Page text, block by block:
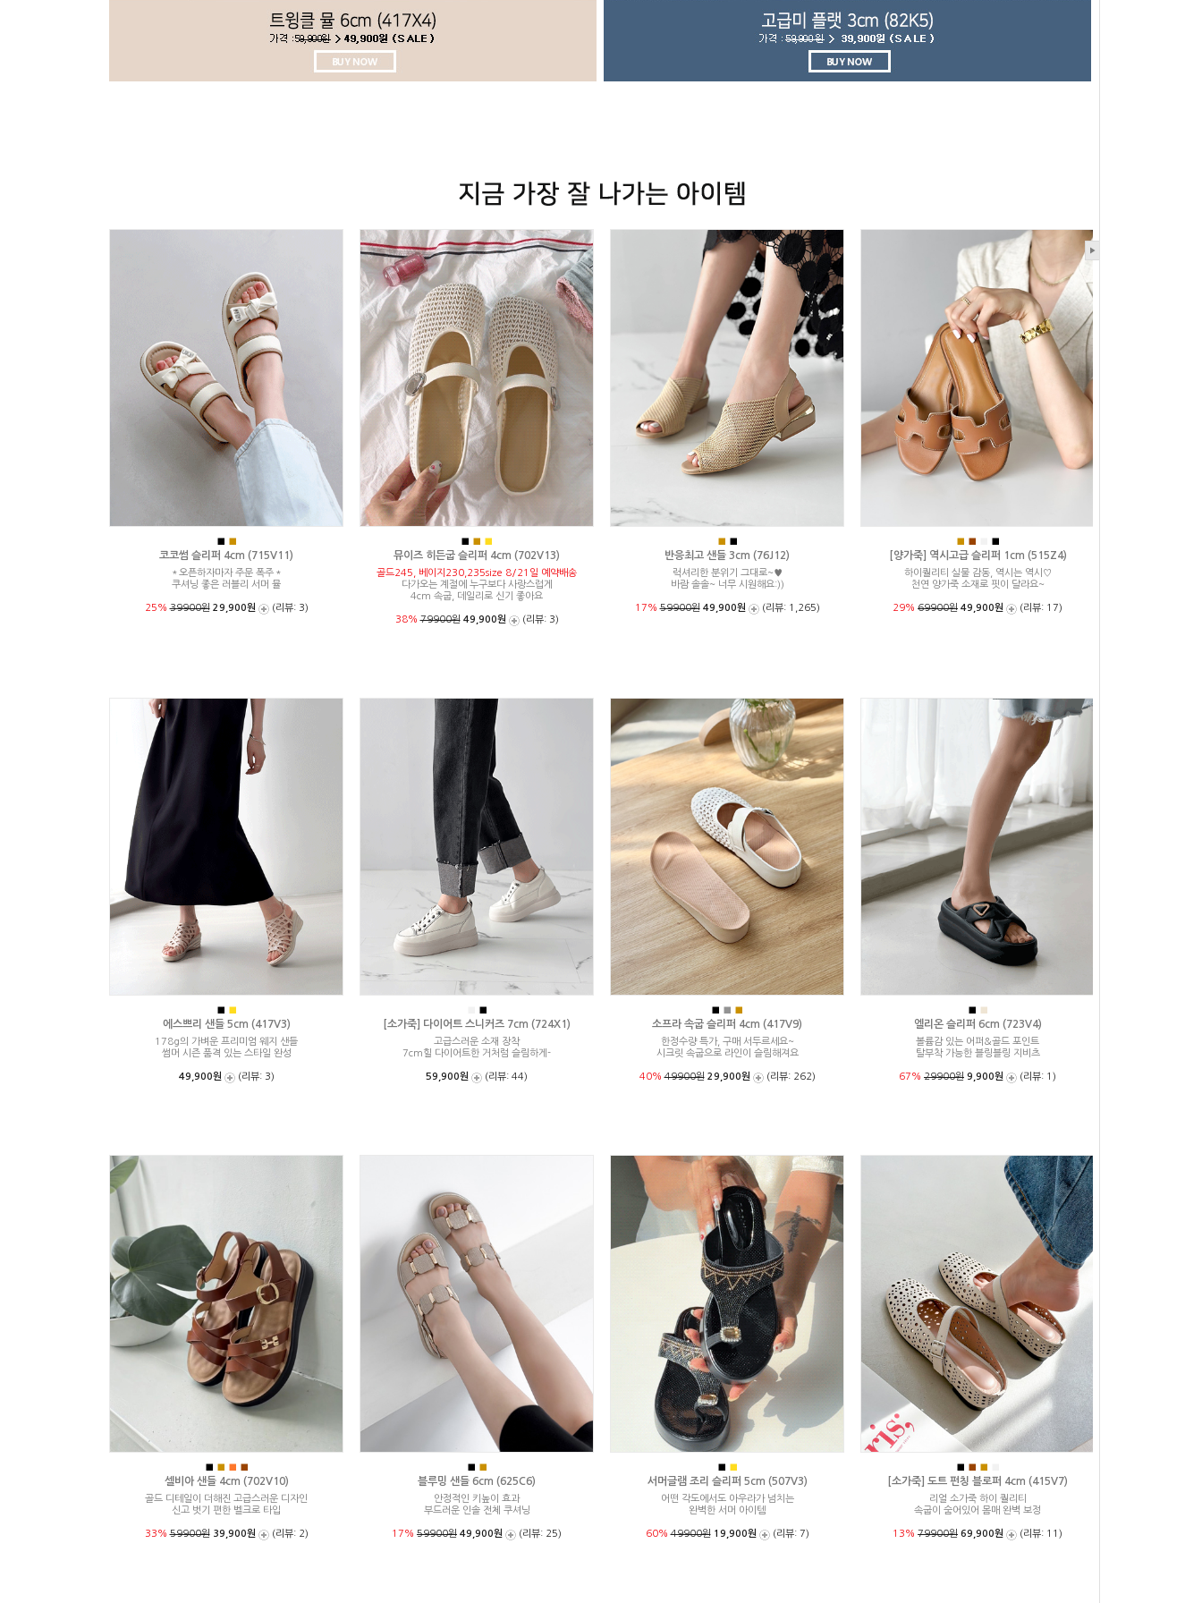
■ ■
코코썸 슬리퍼 4cm (715V11)
＊오픈하자마자 주문 폭주＊
쿠셔닝 좋은 러블리 서머 뮬
25%39900원 29,900원 (리뷰: 3)
■ ■ ■
뮤이즈 히든굽 슬리퍼 4cm (702V13)
골드245, 베이지230,235size 8/21일 예약배송
다가오는 계절에 누구보다 사랑스럽게
4cm 속굽, 데일리로 신기 좋아요
38%79900원 49,900원 (리뷰: 3)
■ ■
반응최고 샌들 3cm (76J12)
럭셔리한 분위기 그대로~♥
바람 솔솔~ 너무 시원해요:))
17%59900원 49,900원 (리뷰: 1,265)
■ ■ ■
[양가죽] 역시고급 슬리퍼 1cm (515Z4)
하이퀄리티 실물 감동, 역시는 역시♡
천연 양가죽 소재로 핏이 달라요~
29% 69900원 49,900원 (리뷰: 17)
■ ■
에스쁘리 샌들 5cm (417V3)
178g의 가벼운 프리미엄 웨지 샌들
썸머 시즌 품격 있는 스타일 완성
49,900원 (리뷰: 3)
■
[소가죽] 다이어트 스니커즈 7cm (724X1)
고급스러운 소재 장착
7cm힐 다이어트한 거처럼 슬림하게-
59,900원 (리뷰: 44)
■ ■ ■
소프라 속굽 슬리퍼 4cm (417V9)
한정수량 특가, 구매 서두르세요~
시크릿 속굽으로 라인이 슬림해져요
40%49900원 29,900원 (리뷰: 262)
■
엘리온 슬리퍼 6cm (723V4)
볼륨감 있는 어퍼&골드 포인트
탈부착 가능한 블링블링 지비츠
67% 29900원 9,900원 (리뷰: 1)
■ ■ ■ ■
셀비아 샌들 4cm (702V10)
골드 디테일이 더해진 고급스러운 디자인
신고 벗기 편한 벨크로 타입
33%59900원 39,900원 (리뷰: 2)
■ ■
블루밍 샌들 6cm (625C6)
안정적인 키높이 효과
부드러운 인솔 전체 쿠셔닝
17% 59900원 49,900원 (리뷰: 25)
■ ■
서머글램 조리 슬리퍼 5cm (507V3)
어떤 각도에서도 아우라가 넘치는
완벽한 서머 아이템
60%49900원 19,900원 (리뷰: 7)
■ ■ ■
[소가죽] 도트 펀칭 블로퍼 4cm (415V7)
리얼 소가죽 하이 퀄리티
속굽이 숨어있어 몸매 완벽 보정
13% 79900원 69,900원 (리뷰: 11)